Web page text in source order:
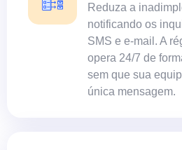
Reduza a
notificando os
SMS e e-mail. A
opera 24/7 de
sem que sua
única mensagem.